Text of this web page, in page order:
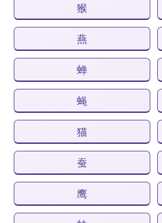
猴
燕
蝉
蝇
猫
蚕
鹰